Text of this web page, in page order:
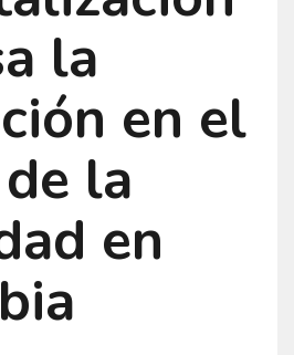
la
en el
la
en